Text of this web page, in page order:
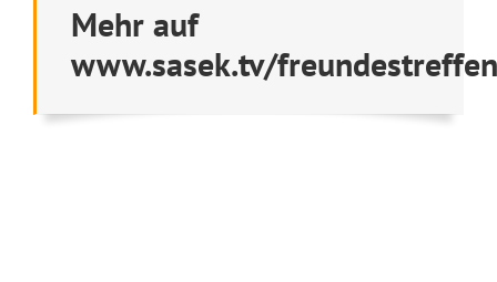
Mehr auf
www.sasek.tv/